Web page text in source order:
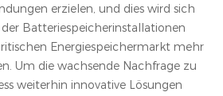
erzielen, und dies wird sich
Batteriespeicherinstallationen
Energiespeichermarkt mehr
Um die wachsende Nachfrage zu
weiterhin innovative Lösungen